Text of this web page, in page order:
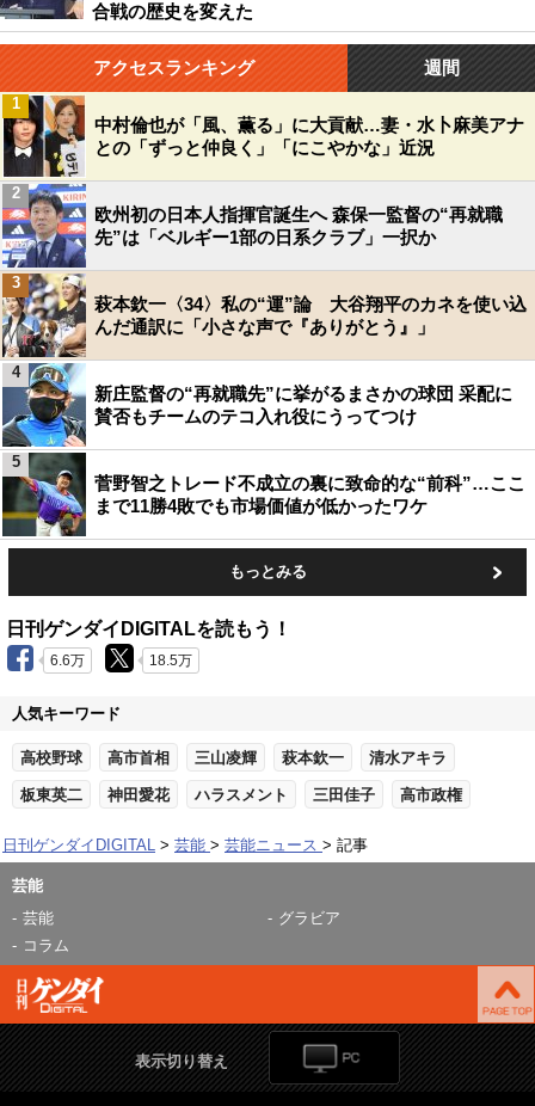
合戦の歴史を変えた
アクセスランキング 週間
中村倫也が「風、薫る」に大貢献…妻・水卜麻美アナ
との「ずっと仲良く」「にこやかな」近況
1
欧州初の日本人指揮官誕生へ 森保一監督の“再就職
先”は「ベルギー1部の日系クラブ」一択か
2
萩本欽一〈34〉私の“運”論 大谷翔平のカネを使い込
んだ通訳に「小さな声で『ありがとう』」
3
新庄監督の“再就職先”に挙がるまさかの球団 采配に
賛否もチームのテコ入れ役にうってつけ
4
菅野智之トレード不成立の裏に致命的な“前科”…ここ
まで11勝4敗でも市場価値が低かったワケ
5
もっとみる
日刊ゲンダイDIGITALを読もう！
6.6万 18.5万
人気キーワード
高校野球 高市首相 三山凌輝 萩本欽一 清水アキラ
板東英二 神田愛花 ハラスメント 三田佳子 高市政権
日刊ゲンダイDIGITAL 芸能 芸能ニュース 記事
芸能
芸能
グラビア
コラム
表示切り替え